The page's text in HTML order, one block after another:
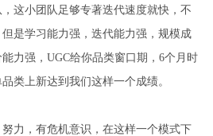
这小团队足够专著迭代速度就快，不
是学习能力强，迭代能力强，规模成
力强，UGC给你品类窗口期，6个月时
类上新达到我们这样一个成绩。
力，有危机意识，在这样一个模式下